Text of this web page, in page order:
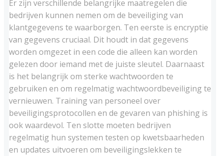
Er zijn verschillende belangrijke maatregelen die
bedrijven kunnen nemen om de beveiliging van
klantgegevens te waarborgen. Ten eerste is encryptie
van gegevens cruciaal. Dit houdt in dat gegevens
worden omgezet in een code die alleen kan worden
gelezen door iemand met de juiste sleutel. Daarnaast
is het belangrijk om sterke wachtwoorden te
gebruiken en om regelmatig wachtwoordbeveiliging te
vernieuwen. Training van personeel over
beveiligingsprotocollen en de gevaren van phishing is
ook waardevol. Ten slotte moeten bedrijven
regelmatig hun systemen testen op kwetsbaarheden
en updates uitvoeren om beveiligingslekken te